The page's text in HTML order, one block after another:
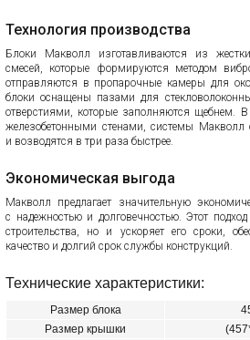
Технология производства
Блоки Макволл изготавливаются из
смесей, которые формируются методом
отправляются в пропарочные камеры для
блоки оснащены пазами для
отверстиями, которые заполняются щебнем.
железобетонными стенами, системы Макволл
и возводятся в три раза быстрее.
Экономическая выгода
Макволл предлагает значительную
с надежностью и долговечностью. Этот
строительства, но и ускоряет его сроки,
качество и долгий срок службы конструкций.
Технические характеристики:
Размер блока
Размер крышки